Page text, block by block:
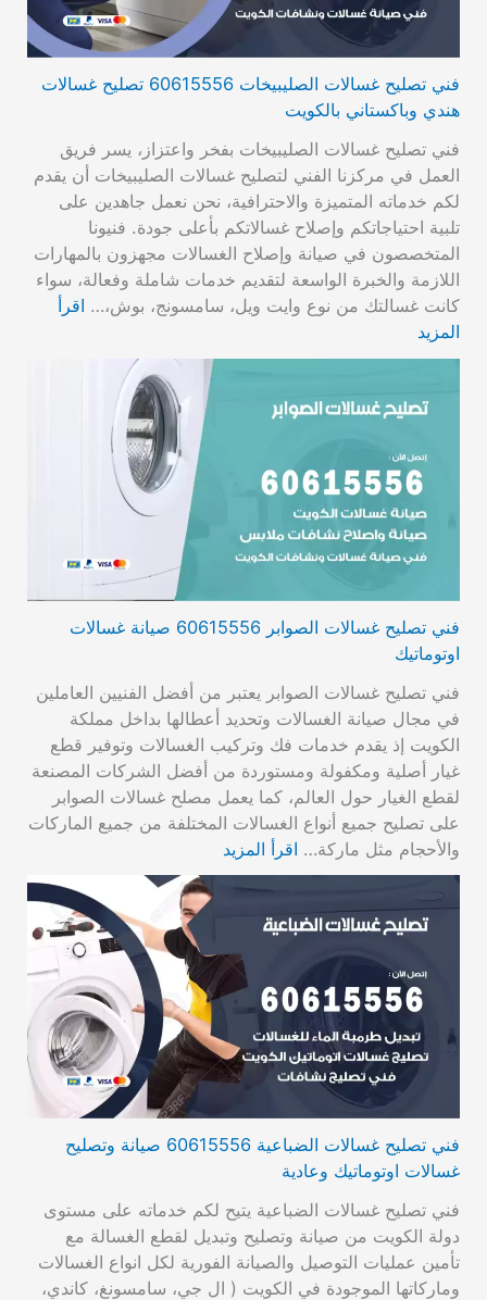
فني تصليح غسالات الصليبيخات 60615556 تصليح غسالات
هندي وباكستاني بالكويت
فني تصليح غسالات الصليبيخات بفخر واعتزاز، يسر فريق
العمل في مركزنا الفني لتصليح غسالات الصليبيخات أن يقدم
لكم خدماته المتميزة والاحترافية، نحن نعمل جاهدين على
تلبية احتياجاتكم وإصلاح غسالاتكم بأعلى جودة. فنيونا
المتخصصون في صيانة وإصلاح الغسالات مجهزون بالمهارات
اللازمة والخبرة الواسعة لتقديم خدمات شاملة وفعالة، سواء
كانت غسالتك من نوع وايت ويل، سامسونج، بوش،… اقرأ
المزيد
فني تصليح غسالات الصوابر 60615556 صيانة غسالات
اوتوماتيك
فني تصليح غسالات الصوابر يعتبر من أفضل الفنيين العاملين
في مجال صيانة الغسالات وتحديد أعطالها بداخل مملكة
الكويت إذ يقدم خدمات فك وتركيب الغسالات وتوفير قطع
غيار أصلية ومكفولة ومستوردة من أفضل الشركات المصنعة
لقطع الغيار حول العالم، كما يعمل مصلح غسالات الصوابر
على تصليح جميع أنواع الغسالات المختلفة من جميع الماركات
والأحجام مثل ماركة… اقرأ المزيد
فني تصليح غسالات الضباعية 60615556 صيانة وتصليح
غسالات اوتوماتيك وعادية
فني تصليح غسالات الضباعية يتيح لكم خدماته على مستوى
دولة الكويت من صيانة وتصليح وتبديل لقطع الغسالة مع
تأمين عمليات التوصيل والصيانة الفورية لكل انواع الغسالات
وماركاتها الموجودة في الكويت ( ال جي، سامسونغ، كاندي،